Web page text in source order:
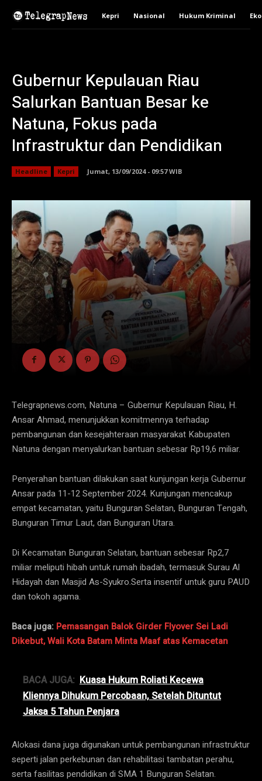
Kepri Nasional Hukum Kriminal
Gubernur Kepulauan Riau
Salurkan Bantuan Besar ke
Natuna, Fokus pada
Infrastruktur dan Pendidikan
Headline Kepri Jumat, 13/09/2024 - 09:57 WIB
Telegrapnews.com, Natuna – Gubernur Kepulauan Riau, H.
Ansar Ahmad, menunjukkan komitmennya terhadap
pembangunan dan kesejahteraan masyarakat Kabupaten
Natuna dengan menyalurkan bantuan sebesar Rp19,6 miliar.
Penyerahan bantuan dilakukan saat kunjungan kerja Gubernur
Ansar pada 11-12 September 2024. Kunjungan mencakup
empat kecamatan, yaitu Bunguran Selatan, Bunguran Tengah,
Bunguran Timur Laut, dan Bunguran Utara.
Di Kecamatan Bunguran Selatan, bantuan sebesar Rp2,7
miliar meliputi hibah untuk rumah ibadah, termasuk Surau Al
Hidayah dan Masjid As-Syukro.Serta insentif untuk guru PAUD
dan tokoh agama.
Baca juga: Pemasangan Balok Girder Flyover Sei Ladi
Dikebut, Wali Kota Batam Minta Maaf atas Kemacetan
BACA JUGA: Kuasa Hukum Roliati Kecewa
Kliennya Dihukum Percobaan, Setelah Dituntut
Jaksa 5 Tahun Penjara
Alokasi dana juga digunakan untuk pembangunan infrastruktur
seperti jalan perkebunan dan rehabilitasi tambatan perahu,
serta fasilitas pendidikan di SMA 1 Bunguran Selatan.